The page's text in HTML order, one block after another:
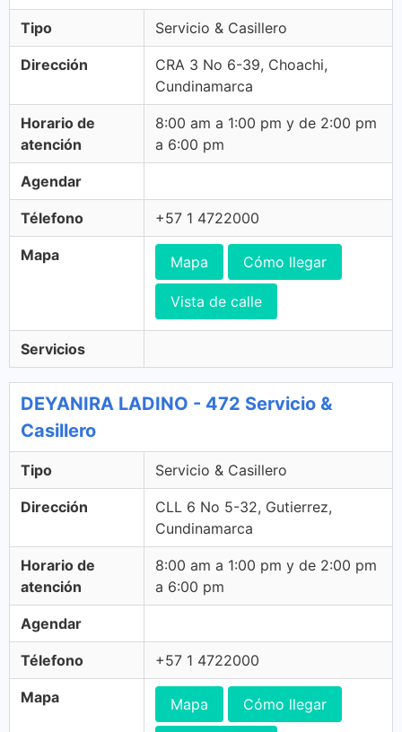
Tipo Servicio & Casillero
Dirección
CRA 3 No 6-39, Choachi,
Cundinamarca
Horario de
atención
8:00 am a 1:00 pm y de 2:00 pm
a 6:00 pm
Agendar
Télefono +57 1 4722000
Mapa Mapa Cómo llegar
Vista de calle
Servicios
DEYANIRA LADINO - 472 Servicio &
Casillero
Tipo Servicio & Casillero
Dirección
CLL 6 No 5-32, Gutierrez,
Cundinamarca
Horario de
atención
8:00 am a 1:00 pm y de 2:00 pm
a 6:00 pm
Agendar
Télefono +57 1 4722000
Mapa Mapa Cómo llegar